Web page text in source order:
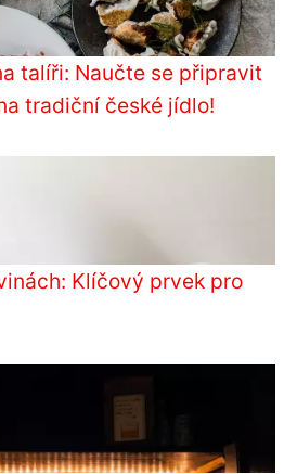
talíři: Naučte se připravit
tradiční české jídlo!
Klíčový prvek pro